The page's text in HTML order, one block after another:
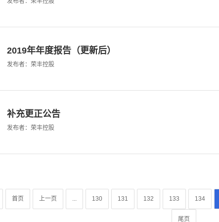
2019年年度报告（更新后）
发布者：荣丰控股
补充更正公告
发布者：荣丰控股
首页 上一页 ... 130 131 132 133 134
尾页